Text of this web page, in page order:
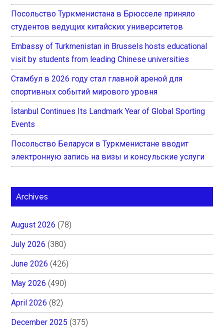
Посольство Туркменистана в Брюсселе приняло
студентов ведущих китайских университетов
Embassy of Turkmenistan in Brussels hosts educational
visit by students from leading Chinese universities
Стамбул в 2026 году стал главной ареной для
спортивных событий мирового уровня
İstanbul Continues Its Landmark Year of Global Sporting
Events
Посольство Беларуси в Туркменистане вводит
электронную запись на визы и консульские услуги
Archives
August 2026 (78)
July 2026 (380)
June 2026 (426)
May 2026 (490)
April 2026 (82)
December 2025 (375)